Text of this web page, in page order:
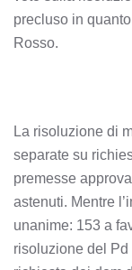
precluso in
Rosso.
La risoluzione di
separate su
premesse
astenuti. Mentre
unanime: 153 a
risoluzione del Pd